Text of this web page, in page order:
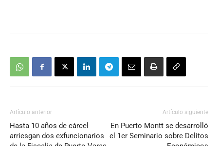
Artículo anterior
Hasta 10 años de cárcel
arriesgan dos exfuncionarios
Artículo siguiente
En Puerto Montt se desarrolló
el 1er Seminario sobre Delitos